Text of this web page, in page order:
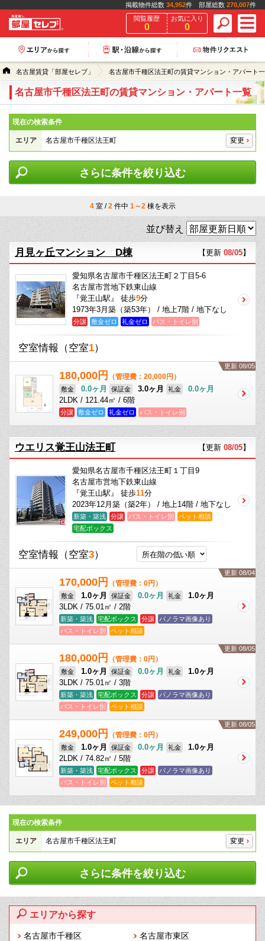
掲載物件総数 34,952件 部屋総数 270,007件
閲覧履歴
0
お気に入り
0
名古屋賃貸「部屋セレブ」 名古屋市千種区法王町の賃貸マンション・アパート
名古屋市千種区法王町の賃貸マンション・アパート一覧
現在の検索条件
エリア 名古屋市千種区法王町 変更
さらに条件を絞り込む
4室 /2件中 1～2棟を表示
並び替え
月見ヶ丘マンション D棟 【更新 08/05】
愛知県名古屋市千種区法王町２丁目5-6
名古屋市営地下鉄東山線
『覚王山駅』 徒歩9分
1973年3月築（築53年） / 地上7階 / 地下なし
分譲 敷金ゼロ 礼金ゼロ バス・トイレ別
空室情報 （空室1）
更新 08/05
180,000円 （管理費：20,000円）
敷金 0.0ヶ月 保証金 3.0ヶ月 礼金
0.0ヶ月
2LDK / 121.44㎡ / 6階
分譲 敷金ゼロ 礼金ゼロ バス・トイレ別
ウエリス覚王山法王町 【更新 08/05】
愛知県名古屋市千種区法王町１丁目9
名古屋市営地下鉄東山線
『覚王山駅』 徒歩11分
2023年12月築（築2年） / 地上14階 / 地下なし
新築・築浅 分譲 バス・トイレ別
ペット相談
宅配ボックス
空室情報 （空室3）
更新 08/04
170,000円 （管理費：0円）
敷金 1.0ヶ月 保証金 0.0ヶ月 礼金
1.0ヶ月
3LDK / 75.01㎡ / 2階
新築・築浅 宅配ボックス 分譲
パノラマ画像あり
バス・トイレ別
ペット相談
更新 08/05
180,000円 （管理費：0円）
敷金 1.0ヶ月 保証金 0.0ヶ月 礼金
1.0ヶ月
3LDK / 75.01㎡ / 3階
新築・築浅 宅配ボックス 分譲
パノラマ画像あり
バス・トイレ別
ペット相談
更新 08/05
249,000円 （管理費：0円）
敷金 1.0ヶ月 保証金 0.0ヶ月 礼金
1.0ヶ月
2LDK / 74.82㎡ / 5階
新築・築浅 宅配ボックス 分譲
パノラマ画像あり
バス・トイレ別
ペット相談
現在の検索条件
エリア 名古屋市千種区法王町 変更
さらに条件を絞り込む
エリアから探す
名古屋市千種区
名古屋市東区